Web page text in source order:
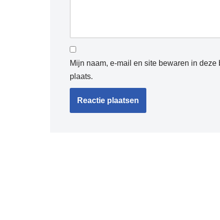
Mijn naam, e-mail en site bewaren in
plaats.